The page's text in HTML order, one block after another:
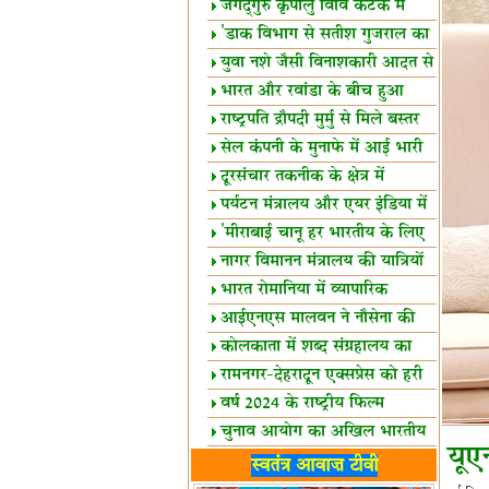
स्थल घोषित
जगद्गुरु कृपालु विवि कटक में
शैक्षिक सत्र शुरू
'डाक विभाग से सतीश गुजराल का
रिश्ता गहरा'
युवा नशे जैसी विनाशकारी आदत से
दूर रहें-मोदी
भारत और रवांडा के बीच हुआ
व्यापार विस्तार
राष्ट्रपति द्रौपदी मुर्मु से मिले बस्तर
के प्रतिनिधि
सेल कंपनी के मुनाफे में आई भारी
उछाल!
दूरसंचार तकनीक के क्षेत्र में
उत्कृष्टता पुरस्कार
पर्यटन मंत्रालय और एयर इंडिया में
समझौता
'मीराबाई चानू हर भारतीय के लिए
प्रेरणा'
नागर विमानन मंत्रालय की यात्रियों
को सलाह
भारत रोमानिया में व्यापारिक
साझेदारियां
आईएनएस मालवन ने नौसेना की
ताकत बढ़ाई
कोलकाता में शब्द संग्रहालय का
उद्घाटन
रामनगर-देहरादून एक्सप्रेस को हरी
झंडीवर्ष 2024 के राष्ट्रीय फिल्म
पुरस्कारों की घोषणा
चुनाव आयोग का अखिल भारतीय
मीडिया सम्मेलन
भारत में केवड़े का अस्तित्‍व 24
स्वतंत्र आवाज़ टीवी